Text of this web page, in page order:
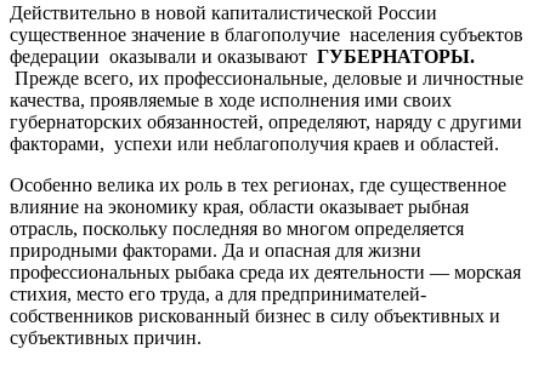
Действительно в новой капиталистической России
существенное значение в благополучие населения субъектов
федерации оказывали и оказывают ГУБЕРНАТОРЫ.
Прежде всего, их профессиональные, деловые и личностные
качества, проявляемые в ходе исполнения ими своих
губернаторских обязанностей, определяют, наряду с другими
факторами, успехи или неблагополучия краев и областей.
Особенно велика их роль в тех регионах, где существенное
влияние на экономику края, области оказывает рыбная
отрасль, поскольку последняя во многом определяется
природными факторами. Да и опасная для жизни
профессиональных рыбака среда их деятельности — морская
стихия, место его труда, а для предпринимателей-
собственников рискованный бизнес в силу объективных и
субъективных причин.